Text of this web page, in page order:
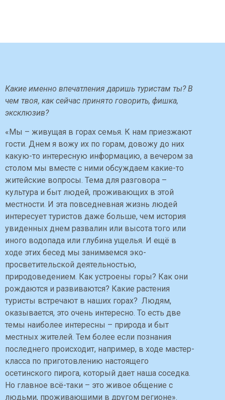
Какие именно впечатления даришь туристам ты? В
чем твоя, как сейчас принято говорить, фишка,
эксклюзив?
«Мы – живущая в горах семья. К нам приезжают
гости. Днем я вожу их по горам, довожу до них
какую-то интересную информацию, а вечером за
столом мы вместе с ними обсуждаем какие-то
житейские вопросы. Тема для разговора –
культура и быт людей, проживающих в этой
местности. И эта повседневная жизнь людей
интересует туристов даже больше, чем история
увиденных днем развалин или высота того или
иного водопада или глубина ущелья. И ещё в
ходе этих бесед мы занимаемся эко-
просветительской деятельностью,
природоведением. Как устроены горы? Как они
рождаются и развиваются? Какие растения
туристы встречают в наших горах? Людям,
оказывается, это очень интересно. То есть две
темы наиболее интересны – природа и быт
местных жителей. Тем более если познания
последнего происходит, например, в ходе мастер-
класса по приготовлению настоящего
осетинского пирога, который дает наша соседка.
Но главное всё-таки – это живое общение с
людьми, проживающими в другом регионе».